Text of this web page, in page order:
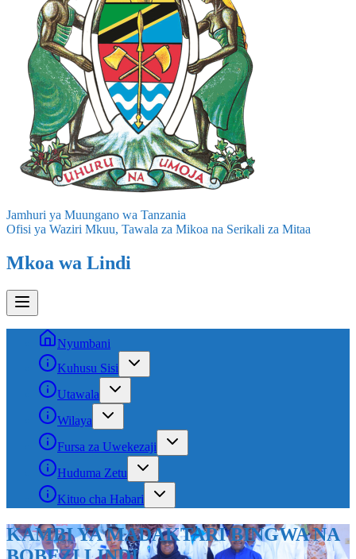
Jamhuri ya Muungano wa Tanzania
Ofisi ya Waziri Mkuu, Tawala za Mikoa na Serikali za Mitaa
Mkoa wa Lindi
Nyumbani
Kuhusu Sisi
Utawala
Wilaya
Fursa za Uwekezaji
Huduma Zetu
Kituo cha Habari
MABORESHO SEKTA YA AFYA